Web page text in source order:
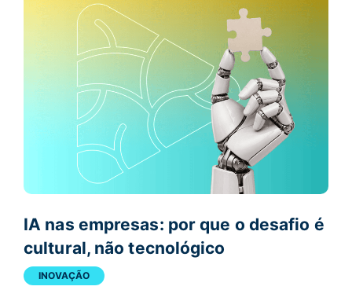
IA nas empresas: por que o desafio é
cultural, não tecnológico
INOVAÇÃO